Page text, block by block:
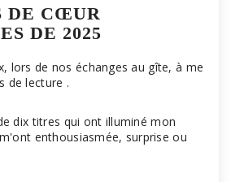
DE CŒUR
DE 2025
lors de nos échanges au gîte, à me
de lecture .
dix titres qui ont illuminé mon
enthousiasmée, surprise ou